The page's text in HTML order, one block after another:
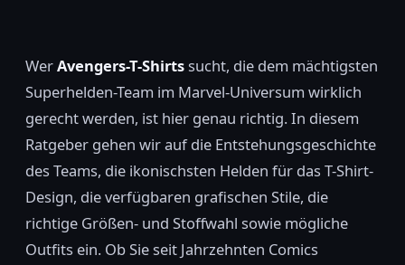
WerAvengers-T-Shirtssucht, die dem mächtigsten
Superhelden-Team im Marvel-Universum wirklich
gerecht werden, ist hier genau richtig. In diesem
Ratgeber gehen wir auf die Entstehungsgeschichte
des Teams, die ikonischsten Helden für das T-Shirt-
Design, die verfügbaren grafischen Stile, die
richtige Größen- und Stoffwahl sowie mögliche
Outfits ein. Ob Sie seit Jahrzehnten Comics